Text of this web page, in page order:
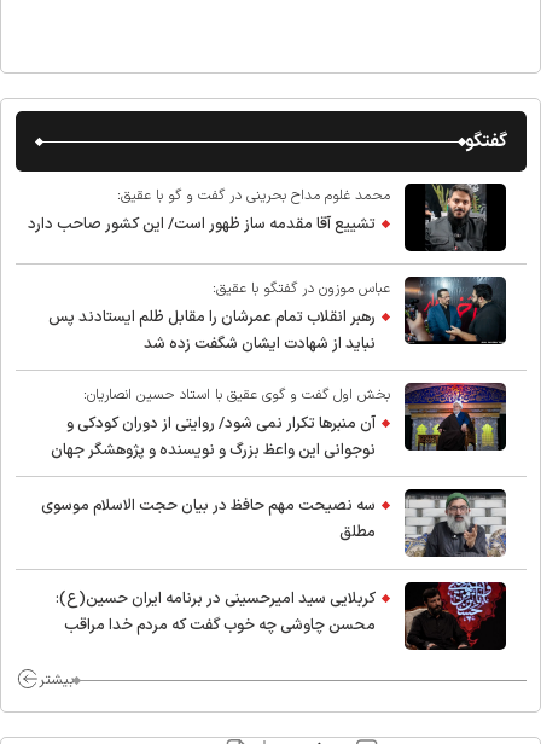
گفتگو
محمد غلوم مداح بحرینی در گفت و گو با عقیق:
تشییع آقا مقدمه ساز ظهور است/ این کشور صاحب دارد
عباس موزون در گفتگو با عقیق:
رهبر انقلاب تمام عمرشان را مقابل ظلم ایستادند پس
نباید از شهادت ایشان شگفت زده شد
بخش اول گفت و گوی عقیق با استاد حسین انصاریان:
آن منبرها تکرار نمی شود/ روایتی از دوران کودکی و
نوجوانی این واعظ بزرگ و نویسنده و پژوهشگر جهان
اسلام
سه نصیحت مهم حافظ در بیان حجت الاسلام موسوی
مطلق
کربلایی سید امیر‌حسینی در برنامه ایران حسین(ع):
محسن چاوشی چه خوب گفت که مردم خدا مراقب
بیشتر